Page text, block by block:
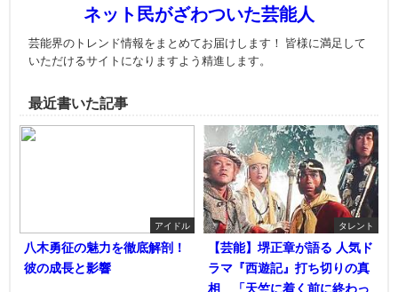
ネット民がざわついた芸能人
芸能界のトレンド情報をまとめてお届けします！ 皆様に満足して
いただけるサイトになりますよう精進します。
最近書いた記事
アイドル
八木勇征の魅力を徹底解剖！
彼の成長と影響
タレント
【芸能】堺正章が語る 人気ド
ラマ『西遊記』打ち切りの真
相 「天竺に着く前に終わっ